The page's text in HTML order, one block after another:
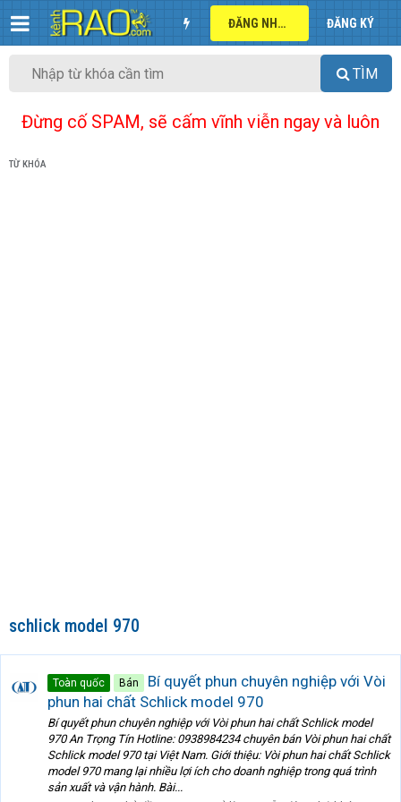
ĐĂNG NHẬP ĐĂNG KÝ
TÌM
Đừng cố SPAM, sẽ cấm vĩnh viễn ngay và luôn
TỪ KHÓA
schlick model 970
Toàn quốc Bán
Bí quyết phun chuyên nghiệp với Vòi
phun hai chất Schlick model 970
Bí quyết phun chuyên nghiệp với Vòi phun hai chất Schlick model
970 An Trọng Tín Hotline: 0938984234 chuyên bán Vòi phun hai chất
Schlick model 970 tại Việt Nam. Giới thiệu: Vòi phun hai chất Schlick
model 970 mang lại nhiều lợi ích cho doanh nghiệp trong quá trình
sản xuất và vận hành. Bài...